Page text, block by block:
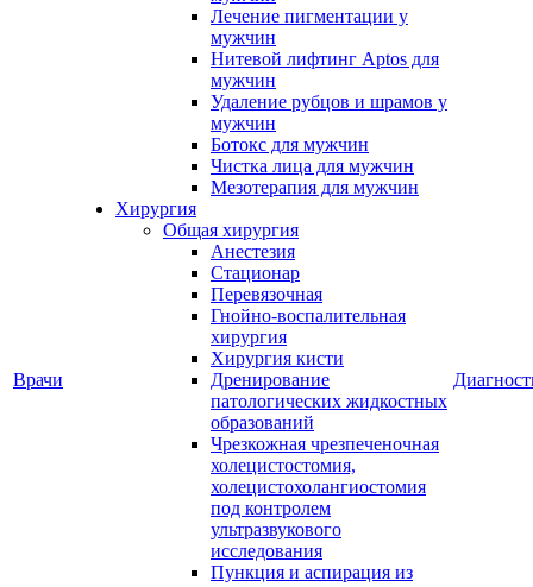
Врачи
Лечение пигментации у
мужчин
Нитевой лифтинг Aptos для
мужчин
Удаление рубцов и шрамов у
мужчин
Ботокс для мужчин
Чистка лица для мужчин
Мезотерапия для мужчин
Хирургия
Общая хирургия
Анестезия
Стационар
Перевязочная
Гнойно-воспалительная
хирургия
Хирургия кисти
Дренирование
патологических жидкостных
образований
Чрезкожная чрезпеченочная
холецистостомия,
холецистохолангиостомия
под контролем
ультразвукового
исследования
Пункция и аспирация из